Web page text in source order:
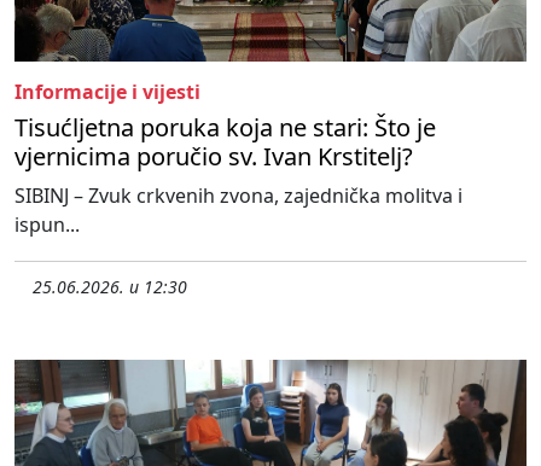
Informacije i vijesti
Tisućljetna poruka koja ne stari: Što je
vjernicima poručio sv. Ivan Krstitelj?
SIBINJ – Zvuk crkvenih zvona, zajednička molitva i
ispun...
25.06.2026. u 12:30